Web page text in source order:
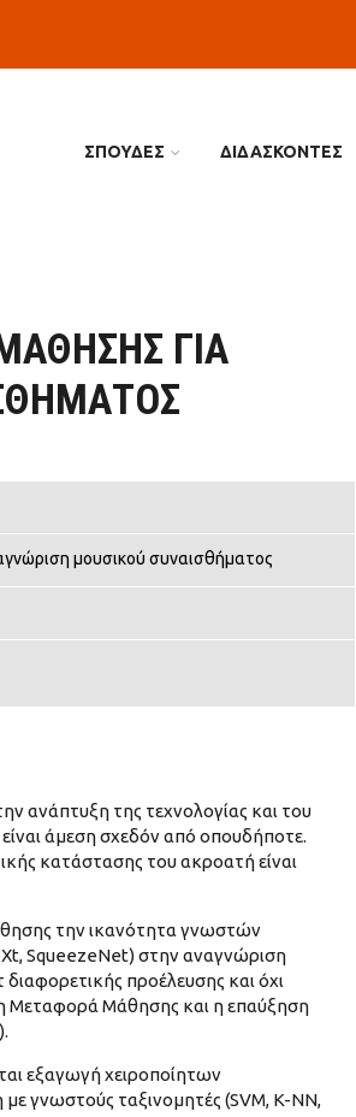
ΣΠΟΥΔΕΣ ΔΙΔΑΣΚΟΝΤΕΣ
ΓΙΑ
μουσικού συναισθήματος
ανάπτυξη της τεχνολογίας και του
άμεση σχεδόν από οπουδήποτε.
κατάστασης του ακροατή είναι
την ικανότητα γνωστών
SqueezeNet) στην αναγνώριση
προέλευσης και όχι
η Μεταφορά Μάθησης και η επαύξηση
εξαγωγή χειροποίητων
γνωστούς ταξινομητές (SVM, K-NN,